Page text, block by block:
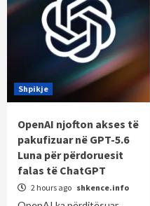
Shpikje
OpenAI njofton akses të
pakufizuar në GPT-5.6
Luna për përdoruesit
falas të ChatGPT
2 hours ago shkence.info